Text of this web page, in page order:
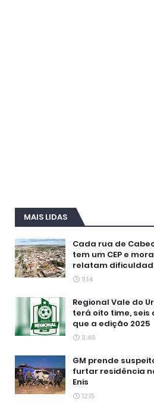
MAIS LIDAS
Cada rua de
tem um CEP e
relatam
11:14
Regional Vale do
terá oito time, seis
que a edição 2025
11:49
GM prende
furtar residência
Enis
12:15